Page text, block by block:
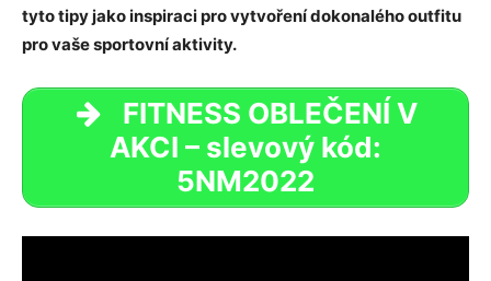
tyto tipy jako inspiraci pro vytvoření dokonalého outfitu
pro vaše sportovní aktivity.
FITNESS OBLEČENÍ V
AKCI – slevový kód:
5NM2022